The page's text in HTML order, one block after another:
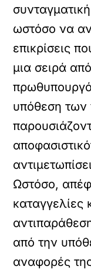
ωστόσο να
επικρίσεις
μια σειρά
υπόθεση των
Ωστόσο,
καταγγελίες
από την
αναφορές